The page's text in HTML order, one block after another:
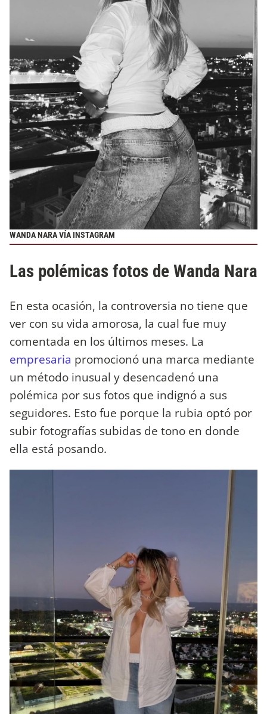
WANDA NARA VÍA INSTAGRAM
Las polémicas fotos de Wanda Nara
En esta ocasión, la controversia no tiene que
ver con su vida amorosa, la cual fue muy
comentada en los últimos meses. La
empresaria promocionó una marca mediante
un método inusual y desencadenó una
polémica por sus fotos que indignó a sus
seguidores. Esto fue porque la rubia optó por
subir fotografías subidas de tono en donde
ella está posando.